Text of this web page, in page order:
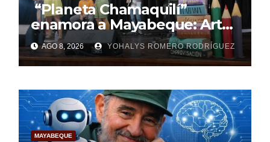
“Planeta Chamaquilí”
enamora a Mayabeque: Arte,
poesía y amor en la Semana
Mundial de la Lactancia
Materna
AGO 8, 2026 YOHALYS ROMERO RODRÍGUEZ
MAYABEQUE